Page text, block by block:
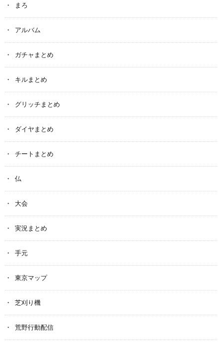
まろ
アルバム
ガチャまとめ
キルまとめ
グリッチまとめ
ダイヤまとめ
チートまとめ
仏
大会
実況まとめ
手元
東京マップ
芝刈り機
荒野行動配信